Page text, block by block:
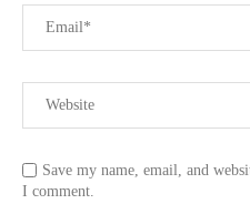
Save my name, email, and
I comment.